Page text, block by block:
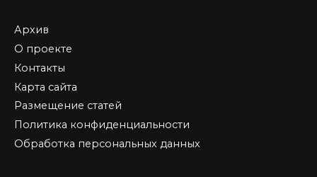
Архив
О проекте
Контакты
Карта сайта
Размещение статей
Политика конфиденциальности
Обработка персональных данных